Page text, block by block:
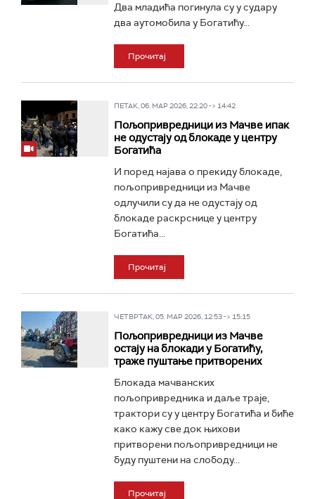
Два младића погинула су у судару
два аутомобила у Богатићу...
Прочитај
ПЕТАК, 06. МАР 2026, 22:20 -> 14:42
Пољопривредници из Мачве ипак
не одустају од блокаде у центру
Богатића
И поред најава о прекиду блокаде,
пољопривредници из Мачве
одлучили су да не одустају од
блокаде раскрснице у центру
Богатића...
Прочитај
ЧЕТВРТАК, 05. МАР 2026, 12:53 -> 15:15
Пољопривредници из Мачве
остају на блокади у Богатићу,
траже пуштање притворених
Блокада мачванских
пољопривредника и даље траје,
трактори су у центру Богатића и биће
како кажу све док њихови
притворени пољопривредници не
буду пуштени на слободу...
Прочитај